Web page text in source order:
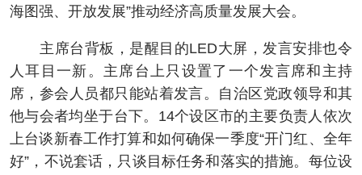
人才在线 天涯企服
海图强、开放发展”推动经济高质量发展大会。
主席台背板，是醒目的LED大屏，发言安排也令
人耳目一新。主席台上只设置了一个发言席和主持
席，参会人员都只能站着发言。自治区党政领导和其
他与会者均坐于台下。14个设区市的主要负责人依次
上台谈新春工作打算和如何确保一季度“开门红、全年
好”，不说套话，只谈目标任务和落实的措施。每位设